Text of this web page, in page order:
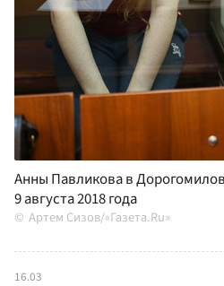
Анны Павликова в
9 августа 2018 года
Артем Сизов/«Газета.Ru»
16.03